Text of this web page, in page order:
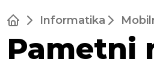
Informatika
Pametni